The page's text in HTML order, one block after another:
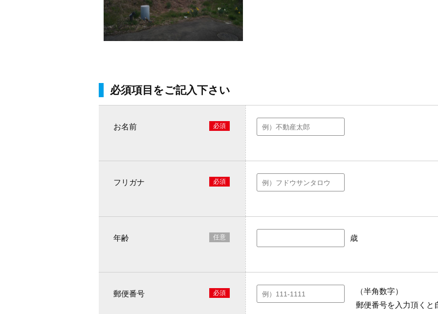
必須項目をご記入下さい
お名前 必須
フリガナ 必須
年齢 任意 歳
郵便番号 必須
（半角数字）
郵便番号を入力頂くと